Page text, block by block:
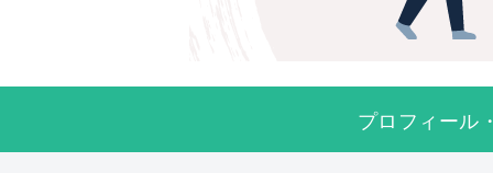
プロフィール